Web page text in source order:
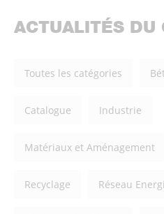
ACTUALITÉS DU
Toutes les catégories
Catalogue Industrie
Matériaux et Aménagement
Recyclage Réseau